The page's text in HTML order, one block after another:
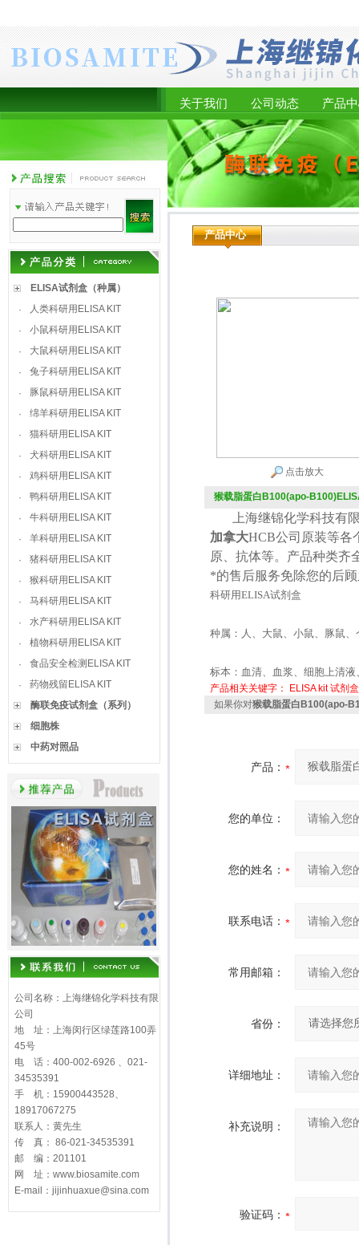
关于我们 公司动态 产品
ELISA试剂盒（种属）
·
人类科研用ELISA KIT
·
小鼠科研用ELISA KIT
·
大鼠科研用ELISA KIT
·
兔子科研用ELISA KIT
·
豚鼠科研用ELISA KIT
·
绵羊科研用ELISA KIT
·
猫科研用ELISA KIT
·
犬科研用ELISA KIT
·
鸡科研用ELISA KIT
·
鸭科研用ELISA KIT
·
牛科研用ELISA KIT
·
羊科研用ELISA KIT
·
猪科研用ELISA KIT
·
猴科研用ELISA KIT
·
马科研用ELISA KIT
·
水产科研用ELISA KIT
·
植物科研用ELISA KIT
·
食品安全检测ELISA KIT
·
药物残留ELISA KIT
酶联免疫试剂盒（系列）
细胞株
中药对照品
公司名称：上海继锦化学科技有限
公司
地 址：上海闵行区绿莲路100弄
45号
电 话：400-002-6926 、021-
34535391
手 机：15900443528、
18917067275
联系人：黄先生
传 真： 86-021-34535391
邮 编：201101
网 址：www.biosamite.com
E-mail：jijinhuaxue@sina.com
产品中心
点击放大
猴载脂蛋白B100(apo-
上海继锦化学科技有限
加拿大HCB公司原装等各
原、抗体等。产品种类齐
*的售后服务免除您的后
科研用ELISA试剂盒
种属：人、大鼠、小鼠、豚鼠
标本：血清、血浆、细胞上清
产品相关关键字： ELISA kit 试剂盒
如果你对猴载脂蛋白B100(apo-
产品：
您的单位：
您的姓名：
联系电话：
常用邮箱：
省份：
详细地址：
补充说明：
验证码：